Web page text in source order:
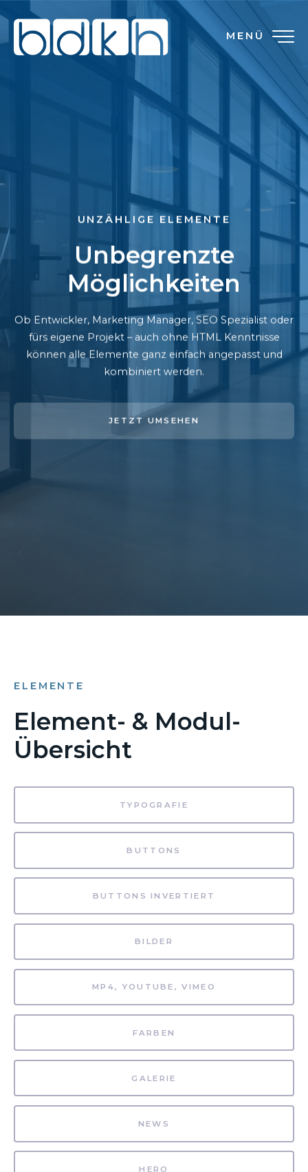
MENÜ
UNZÄHLIGE ELEMENTE
Unbegrenzte
Möglichkeiten
Ob Entwickler, Marketing Manager, SEO Spezialist oder
fürs eigene Projekt – auch ohne HTML Kenntnisse
können alle Elemente ganz einfach angepasst und
kombiniert werden.
JETZT UMSEHEN
ELEMENTE
Element- & Modul-
Übersicht
TYPOGRAFIE
BUTTONS
BUTTONS INVERTIERT
BILDER
MP4, YOUTUBE, VIMEO
FARBEN
GALERIE
NEWS
HERO